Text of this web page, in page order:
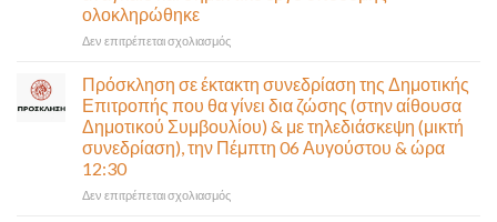
ολοκληρώθηκε
Δεν επιτρέπεται σχολιασμόςστο
κυκλοφορία
η
Παλαιά
Παραλιακή
Πρόσκληση σε έκτακτη συνεδρίαση της Δημοτικής
Επιτροπής που θα γίνει δια ζώσης (στην αίθουσα
Δημοτικού Συμβουλίου) & με τηλεδιάσκεψη (μικτή
συνεδρίαση), την Πέμπτη 06 Αυγούστου & ώρα
12:30
Δεν επιτρέπεται σχολιασμόςστο